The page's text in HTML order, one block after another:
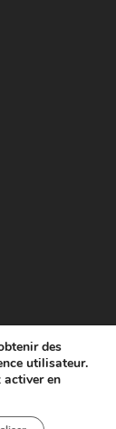
Mentions légales
des
utilisateur.
activer en